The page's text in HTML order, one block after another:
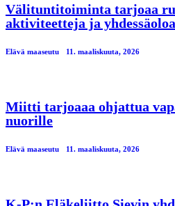
Välituntitoiminta tarjoaa
aktiviteetteja ja yhdessäoloa
Elävä maaseutu 11. maaliskuuta, 2026
Miitti tarjoaaa ohjattua
nuorille
Elävä maaseutu 11. maaliskuuta, 2026